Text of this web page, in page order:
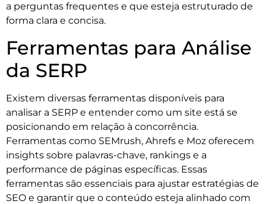
a perguntas frequentes e que esteja estruturado de
forma clara e concisa.
Ferramentas para Análise
da SERP
Existem diversas ferramentas disponíveis para
analisar a SERP e entender como um site está se
posicionando em relação à concorrência.
Ferramentas como SEMrush, Ahrefs e Moz oferecem
insights sobre palavras-chave, rankings e a
performance de páginas específicas. Essas
ferramentas são essenciais para ajustar estratégias de
SEO e garantir que o conteúdo esteja alinhado com